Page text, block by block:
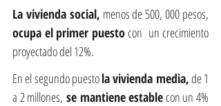
La vivienda social,
ocupa el primer puesto con  un crecimiento
proyectado del 12%.
En el segundo puesto la vivienda media, de 1
a 2 millones, se mantiene estable con un 4%